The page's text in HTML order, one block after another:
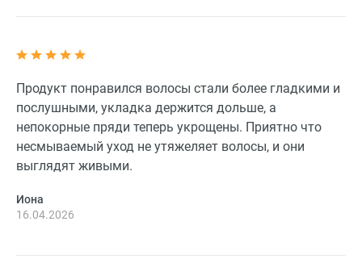
Продукт понравился волосы стали более гладкими и
послушными, укладка держится дольше, а
непокорные пряди теперь укрощены. Приятно что
несмываемый уход не утяжеляет волосы, и они
выглядят живыми.
Иона
16.04.2026